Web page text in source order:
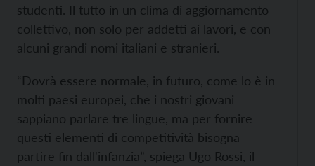
studenti. Il tutto in un clima di aggiornamento
collettivo, non solo per addetti ai lavori, e con
alcuni grandi nomi italiani e stranieri.
“Dovrà essere normale, in futuro, come lo è in
molti paesi europei, che i nostri giovani
sappiano parlare tre lingue, ma per fornire
questi elementi di competitività bisogna
partire fin dall'infanzia”, spiega Ugo Rossi, il